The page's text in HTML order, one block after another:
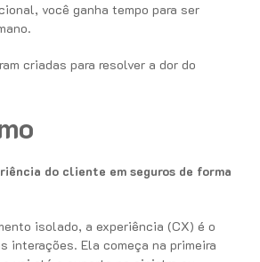
você ganha tempo para ser
criadas para resolver a dor do
do cliente em seguros de forma
isolado, a experiência (CX) é o
interações. Ela começa na primeira